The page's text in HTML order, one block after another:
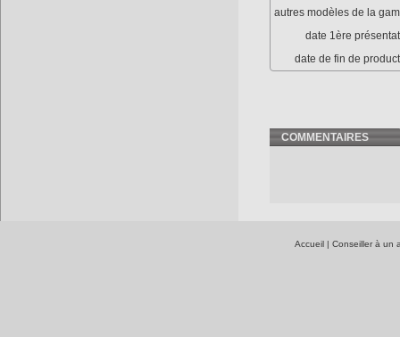
autres modèles de la
date 1ère
date de fin de
COMMENTAIRES
Accueil | Conseiller à un